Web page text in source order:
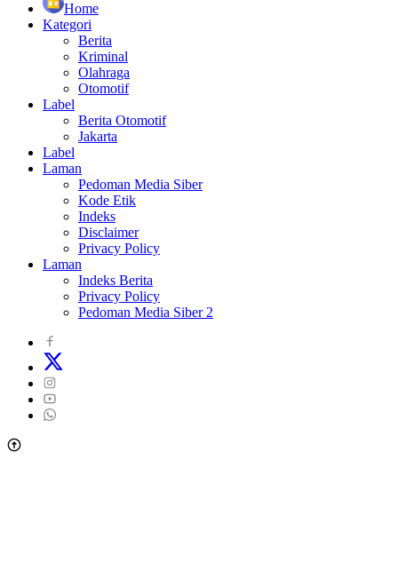
Home
Kategori
Berita
Kriminal
Olahraga
Otomotif
Label
Berita Otomotif
Jakarta
Label
Laman
Pedoman Media Siber
Kode Etik
Indeks
Disclaimer
Privacy Policy
Laman
Indeks Berita
Privacy Policy
Pedoman Media Siber 2